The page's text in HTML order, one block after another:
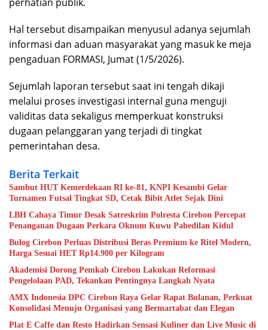
Hal tersebut disampaikan menyusul adanya sejumlah
informasi dan aduan masyarakat yang masuk ke meja
pengaduan FORMASI, Jumat (1/5/2026).
Sejumlah laporan tersebut saat ini tengah dikaji
melalui proses investigasi internal guna menguji
validitas data sekaligus memperkuat konstruksi
dugaan pelanggaran yang terjadi di tingkat
pemerintahan desa.
Berita Terkait
Sambut HUT Kemerdekaan RI ke-81, KNPI Kesambi Gelar
Turnamen Futsal Tingkat SD, Cetak Bibit Atlet Sejak Dini
LBH Cahaya Timur Desak Satreskrim Polresta Cirebon Percepat
Penanganan Dugaan Perkara Oknum Kuwu Pabedilan Kidul
Bulog Cirebon Perluas Distribusi Beras Premium ke Ritel Modern,
Harga Sesuai HET Rp14.900 per Kilogram
Akademisi Dorong Pemkab Cirebon Lakukan Reformasi
Pengelolaan PAD, Tekankan Pentingnya Langkah Nyata
AMX Indonesia DPC Cirebon Raya Gelar Rapat Bulanan, Perkuat
Konsolidasi Menuju Organisasi yang Bermartabat dan Elegan
Plat E Caffe dan Resto Hadirkan Sensasi Kuliner dan Live Music di